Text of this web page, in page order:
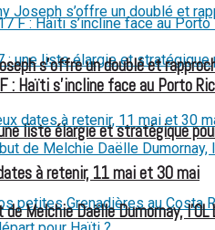
liste élargie et stratégique
: Haïti s’incline face au Porto
Melchie Daëlle Dumornay,
s’offre un doublé et
à retenir, 11 mai et 30 mai